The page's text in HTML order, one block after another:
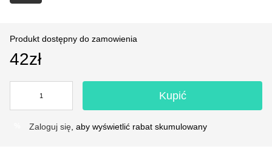
Produkt dostępny do zamowienia
42zł
Kupić
Zaloguj się , aby wyświetlić rabat skumulowany